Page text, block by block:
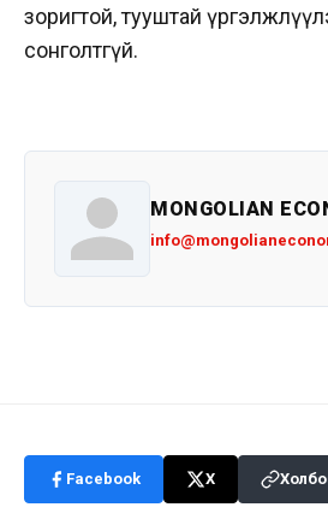
зоригтой, тууштай
сонголтгүй.
MONGOLIAN
Facebook X